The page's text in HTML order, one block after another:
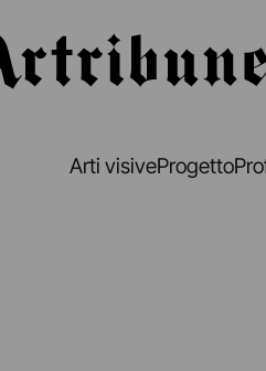
Arti visiveProgetto